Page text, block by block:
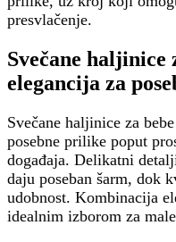
presvlačenje.
Svečane haljinice
elegancija za
Svečane haljinice za
posebne prilike poput
događaja. Delikatni
daju poseban šarm, dok
udobnost. Kombinacija
idealnim izborom za